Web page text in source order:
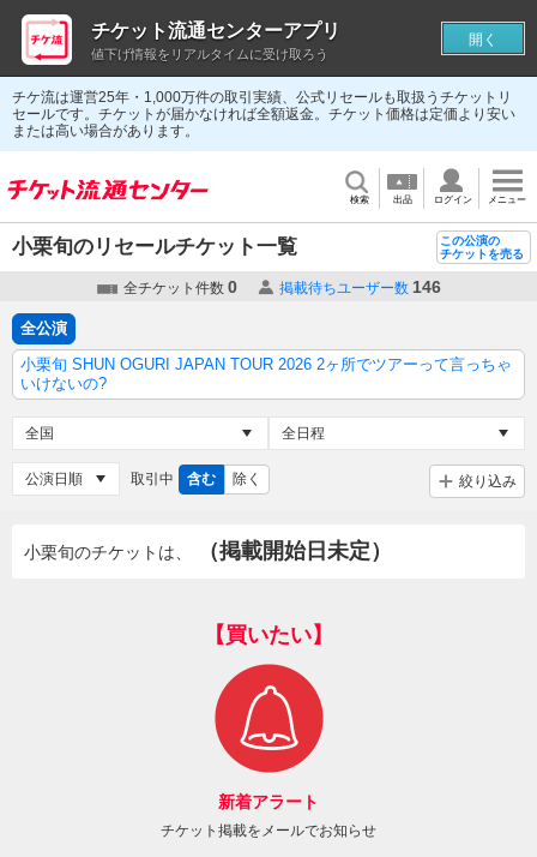
チケ流は運営25年・1,000万件の取引実績、公式リセールも取扱うチケットリ
セールです。チケットが届かなければ全額返金。チケット価格は定価より安い
または高い場合があります。
検索 出品 ログイン メニュー
小栗旬のリセールチケット一覧
この公演の
チケットを売る
全チケット件数 0 掲載待ちユーザー数 146
全公演
小栗旬 SHUN OGURI JAPAN TOUR 2026 2ヶ所でツアーって言っちゃ
いけないの?
取引中 含む 除く 絞り込み
小栗旬のチケットは、 （掲載開始日未定）
【買いたい】
新着アラート
チケット掲載をメールでお知らせ
チケット流通センターアプリ
値下げ情報をリアルタイムに受け取ろう
開く